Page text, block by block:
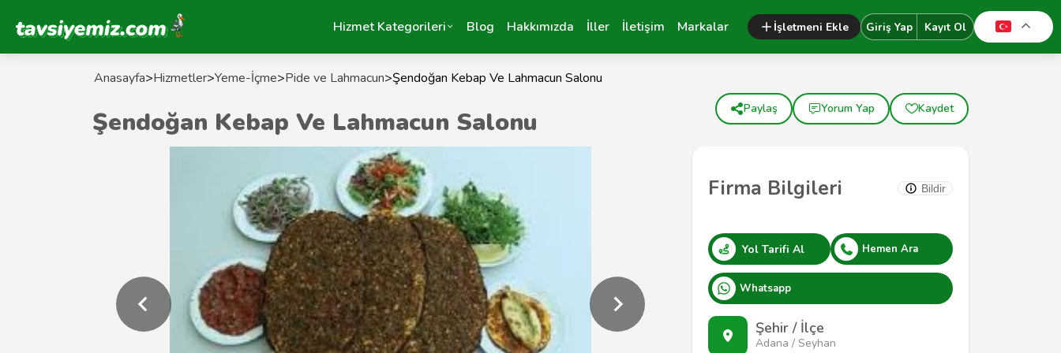
Tavsiyemiz Anasayfa Hizmet Kategorileri Blog Hakkımızda İller İletişim Markalar İşletmeni Ekle Giriş Yap Kayıt Ol
Anasayfa>Hizmetler>Yeme-İçme>Pide ve Lahmacun>Şendoğan Kebap Ve Lahmacun Salonu
Firma Bilgileri Bildir
Yol Tarifi Al Hemen Ara
Whatsapp
Şehir / İlçe
Adana / Seyhan
Şendoğan Kebap Ve Lahmacun Salonu Paylaş Yorum Yap Kaydet